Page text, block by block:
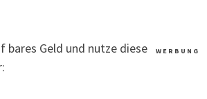
W E R B U N G
bares Geld und nutze diese